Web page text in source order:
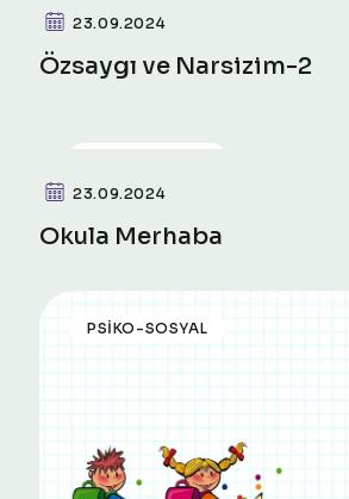
23.09.2024
Özsaygı ve Narsizim-2
23.09.2024
Okula Merhaba
PSIKO-SOSYAL